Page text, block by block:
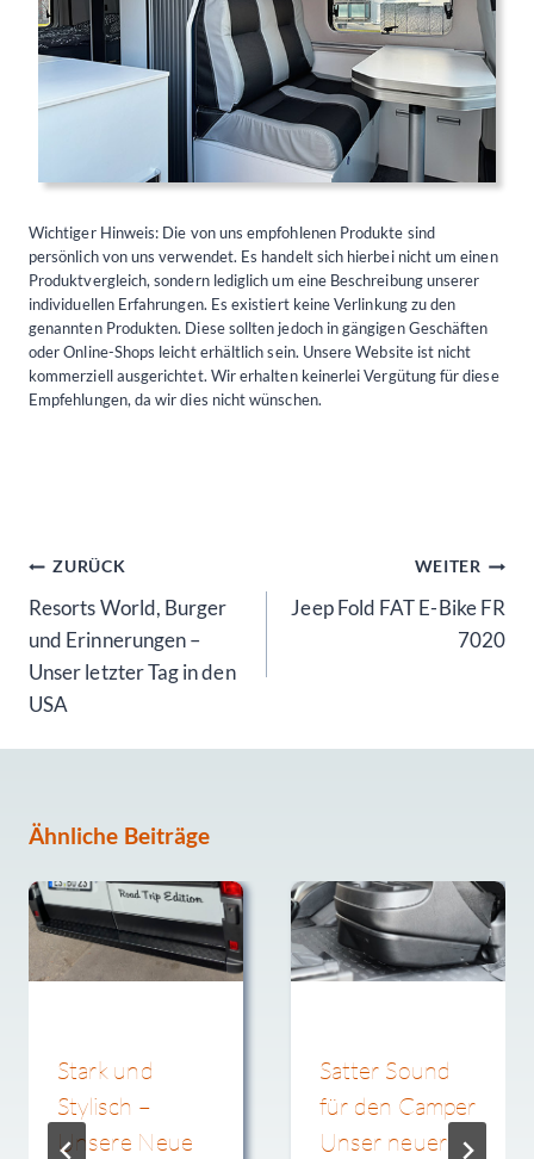
Wichtiger Hinweis: Die von uns empfohlenen Produkte sind
persönlich von uns verwendet. Es handelt sich hierbei nicht um einen
Produktvergleich, sondern lediglich um eine Beschreibung unserer
individuellen Erfahrungen. Es existiert keine Verlinkung zu den
genannten Produkten. Diese sollten jedoch in gängigen Geschäften
oder Online-Shops leicht erhältlich sein. Unsere Website ist nicht
kommerziell ausgerichtet. Wir erhalten keinerlei Vergütung für diese
Empfehlungen, da wir dies nicht wünschen.
Beitragsnavigation
ZURÜCK
Resorts World, Burger
und Erinnerungen –
Unser letzter Tag in den
USA
WEITER
Jeep Fold FAT E-Bike FR
7020
Ähnliche Beiträge
Stark und
Stylisch –
Unsere Neue
Satter Sound
für den Camper
Unser neuer